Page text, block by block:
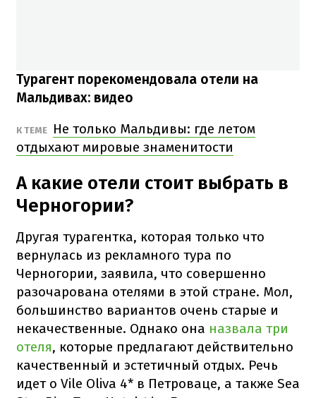
Турагент порекомендовала отели на
Мальдивах: видео
К ТЕМЕ
Не только Мальдивы: где летом
отдыхают мировые знаменитости
А какие отели стоит выбрать в
Черногории?
Другая турагентка, которая только что
вернулась из рекламного тура по
Черногории, заявила, что совершенно
разочарована отелями в этой стране. Мол,
большинство вариантов очень старые и
некачественные. Однако она назвала три
отеля, которые предлагают действительно
качественный и эстетичный отдых. Речь
идет о Vile Oliva 4* в Петроваце, а также Sea